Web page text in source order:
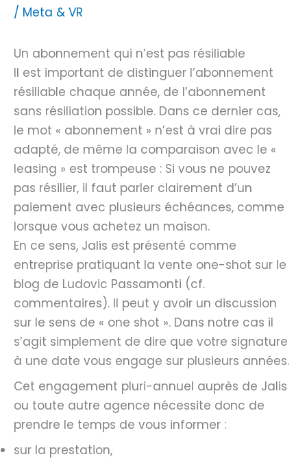
/ Meta & VR
Un abonnement qui n’est pas résiliable
Il est important de distinguer l’abonnement
résiliable chaque année, de l’abonnement
sans résiliation possible. Dans ce dernier cas,
le mot « abonnement » n’est à vrai dire pas
adapté, de même la comparaison avec le «
leasing » est trompeuse : Si vous ne pouvez
pas résilier, il faut parler clairement d’un
paiement avec plusieurs échéances, comme
lorsque vous achetez un maison.
En ce sens, Jalis est présenté comme
entreprise pratiquant la vente one-shot sur le
blog de Ludovic Passamonti (cf.
commentaires). Il peut y avoir un discussion
sur le sens de « one shot ». Dans notre cas il
s’agit simplement de dire que votre signature
à une date vous engage sur plusieurs années.
Cet engagement pluri-annuel auprès de Jalis
ou toute autre agence nécessite donc de
prendre le temps de vous informer :
sur la prestation,